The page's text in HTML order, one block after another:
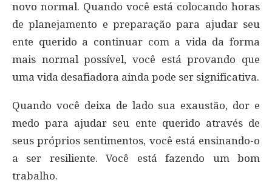
novo normal. Quando você está colocando horas
de planejamento e preparação para ajudar seu
ente querido a continuar com a vida da forma
mais normal possível, você está provando que
uma vida desafiadora ainda pode ser significativa.
Quando você deixa de lado sua exaustão, dor e
medo para ajudar seu ente querido através de
seus próprios sentimentos, você está ensinando-o
a ser resiliente. Você está fazendo um bom
trabalho.